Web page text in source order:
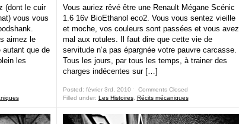
(dont le cuir
vous vous
aimez le
que de
les
Vous auriez rêvé être une Renault Mégane Scénic
1.6 16v BioEthanol eco2. Vous vous sentez vieille
et moche, vos couleurs sont passées et vous avez
mal aux rotules. Il faut dire que cette vie de
servitude n’a pas épargnée votre pauvre carcasse.
Tous les jours, par tous les temps, à trainer des
charges indécentes sur […]
Posted: février 3rd, 2010 ˑ Comments Closed
Filled under: Les Histoires, Récits mécaniques